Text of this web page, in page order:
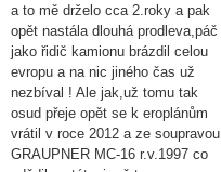
a to mě drželo cca 2.roky a pak
opět nastála dlouhá prodleva,páč
jako řidič kamionu brázdil celou
evropu a na nic jiného čas už
nezbíval ! Ale jak,už tomu tak
osud přeje opět se k eroplánům
vrátil v roce 2012 a ze soupravou
GRAUPNER MC-16 r.v.1997 co